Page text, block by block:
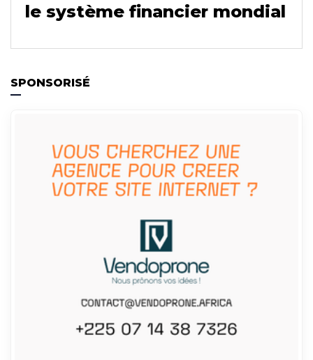
le système financier mondial
SPONSORISÉ